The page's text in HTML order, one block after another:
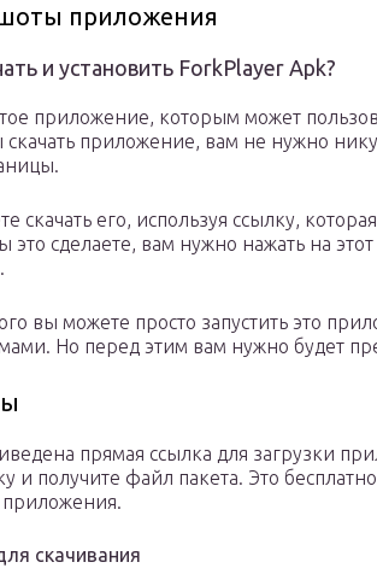
приложения
и установить ForkPlayer Apk?
приложение, которым может
скачать приложение, вам не нужно
скачать его, используя ссылку,
это сделаете, вам нужно нажать на
вы можете просто запустить это
Но перед этим вам нужно будет
прямая ссылка для загрузки
и получите файл пакета. Это
скачивания